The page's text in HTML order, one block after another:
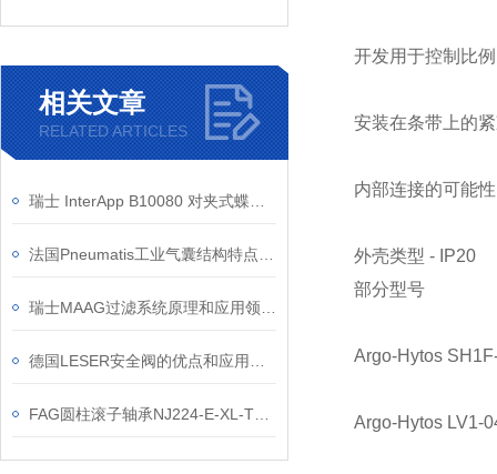
相关文章
RELATED ARTICLES
开发用于控制比
安装在条带上的
内部连接的可能性
外壳类型 - IP20
部分型号
Argo-Hytos
Argo-Hytos LV1-